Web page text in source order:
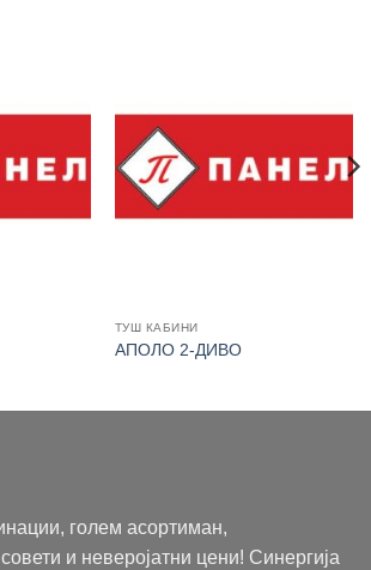
ТУШ КАБИНИ
АПОЛО 2-ДИВО
голем асортиман,
и неверојатни цени! Синергија